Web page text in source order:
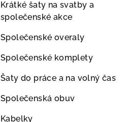
Krátké šaty na svatby a
společenské akce
Společenské overaly
Společenské komplety
Šaty do práce a na volný čas
Společenská obuv
Kabelky